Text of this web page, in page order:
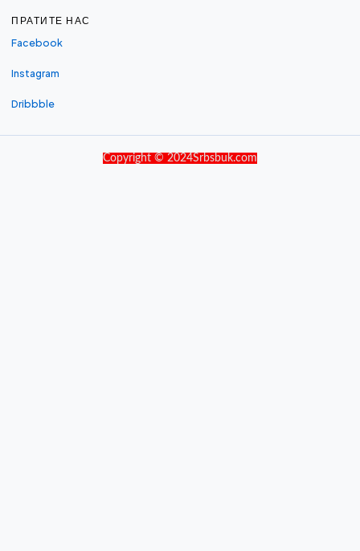
ПРАТИТЕ НАС
Facebook
Instagram
Dribbble
Copyright © 2024Srbsbuk.com